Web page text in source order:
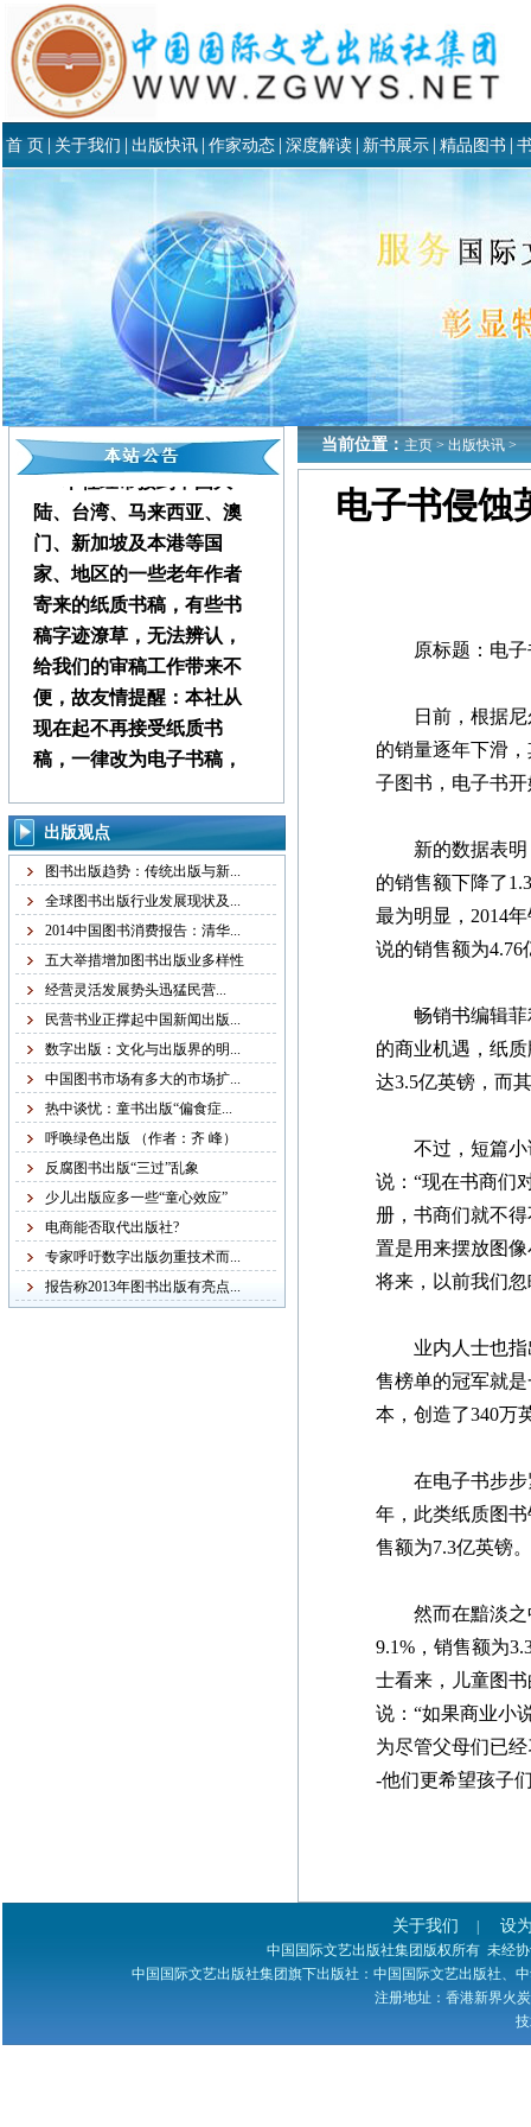
首 页 | 关于我们 | 出版快讯 | 作家动态 | 深度解读 | 新书展示 | 精品图书 |
本社经常接到中国大
陆、台湾、马来西亚、澳
门、新加坡及本港等国
家、地区的一些老年作者
寄来的纸质书稿，有些书
稿字迹潦草，无法辨认，
给我们的审稿工作带来不
便，故友情提醒：本社从
现在起不再接受纸质书
稿，一律改为电子书稿，
zggjwycbs@163.com,请大
家周知。
本社经常接到中国大
陆、台湾、马来西亚、澳
门、新加坡及本港等国
家、地区的一些老年作者
寄来的纸质书稿，有些书
稿字迹潦草，无法辨认，
给我们的审稿工作带来不
便，故友情提醒：本社从
现在起不再接受纸质书
稿，一律改为电子书稿，
书稿统一发邮箱
zggjwycbs@163.com,请大
家周知。
门、新加坡及本港等国
寄来的纸质书稿，有些书
出版观点
图书出版趋势：传统出版与新...
全球图书出版行业发展现状及...
2014中国图书消费报告：清华...
五大举措增加图书出版业多样性
经营灵活发展势头迅猛民营...
民营书业正撑起中国新闻出版...
数字出版：文化与出版界的明...
中国图书市场有多大的市场扩...
热中谈忧：童书出版“偏食症...
呼唤绿色出版 （作者：齐 峰）
反腐图书出版“三过”乱象
少儿出版应多一些“童心效应”
电商能否取代出版社?
专家呼吁数字出版勿重技术而...
报告称2013年图书出版有亮点...
当前位置： 主页 > 出版快讯 >
电子书侵蚀
原标题：电子
日前，根据尼尔
的销量逐年下滑
子图书，电子书
新的数据表明，
的销售额下降了
最为明显，2014
说的销售额为4.76
畅销书编辑菲利
的商业机遇，纸
达3.5亿英镑，而
不过，短篇小说
说：“现在书商们
册，书商们就不
置是用来摆放图
将来，以前我们
业内人士也指出
售榜单的冠军就
本，创造了340万
在电子书步步紧
年，此类纸质图
售额为7.3亿英镑。
然而在黯淡之中
9.1%，销售额为
士看来，儿童图
说：“如果商业小
为尽管父母们已
-他们更希望孩子
关于我们 设
中国国际文艺出版社集团版权所有 未经
中国国际文艺出版社集团旗下出版社：中国国际文艺出版社、
注册地址：香港新界火